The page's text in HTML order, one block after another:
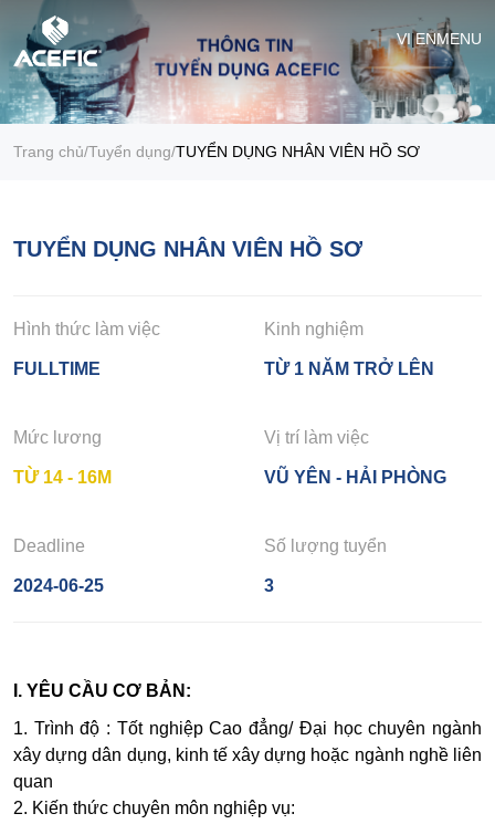
VI|ENMENU
Trang chủ/Tuyển dụng/TUYỂN DỤNG NHÂN VIÊN HỒ SƠ
TUYỂN DỤNG NHÂN VIÊN HỒ SƠ
Hình thức làm việc
FULLTIME
Kinh nghiệm
TỪ 1 NĂM TRỞ LÊN
Mức lương
TỪ 14 - 16M
Vị trí làm việc
VŨ YÊN - HẢI PHÒNG
Deadline
2024-06-25
Số lượng tuyển
3
I. YÊU CẦU CƠ BẢN:
1. Trình độ : Tốt nghiệp Cao đẳng/ Đại học chuyên ngành
xây dựng dân dụng, kinh tế xây dựng hoặc ngành nghề liên
quan
2. Kiến thức chuyên môn nghiệp vụ: